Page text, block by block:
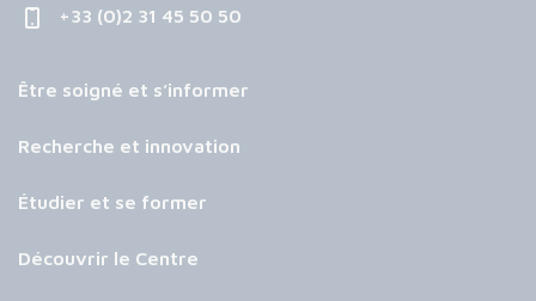
+33 (0)2 31 45 50 50
Être soigné et s’informer
Recherche et innovation
Étudier et se former
Découvrir le Centre